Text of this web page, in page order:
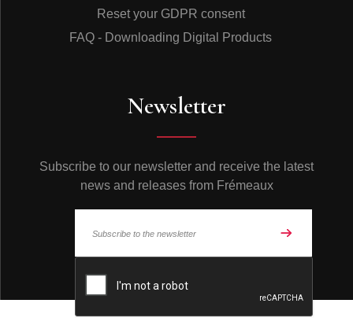
Reset your GDPR consent
FAQ - Downloading Digital Products
Newsletter
Subscribe to our newsletter and receive the latest
news and releases from Frémeaux